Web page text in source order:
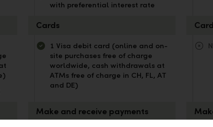
with preferential interest rate
Cards
1 Visa debit card (online and on-
site purchases free of charge
worldwide, cash withdrawals at
ATMs free of charge in CH, FL, AT
and DE)
Make and receive payments